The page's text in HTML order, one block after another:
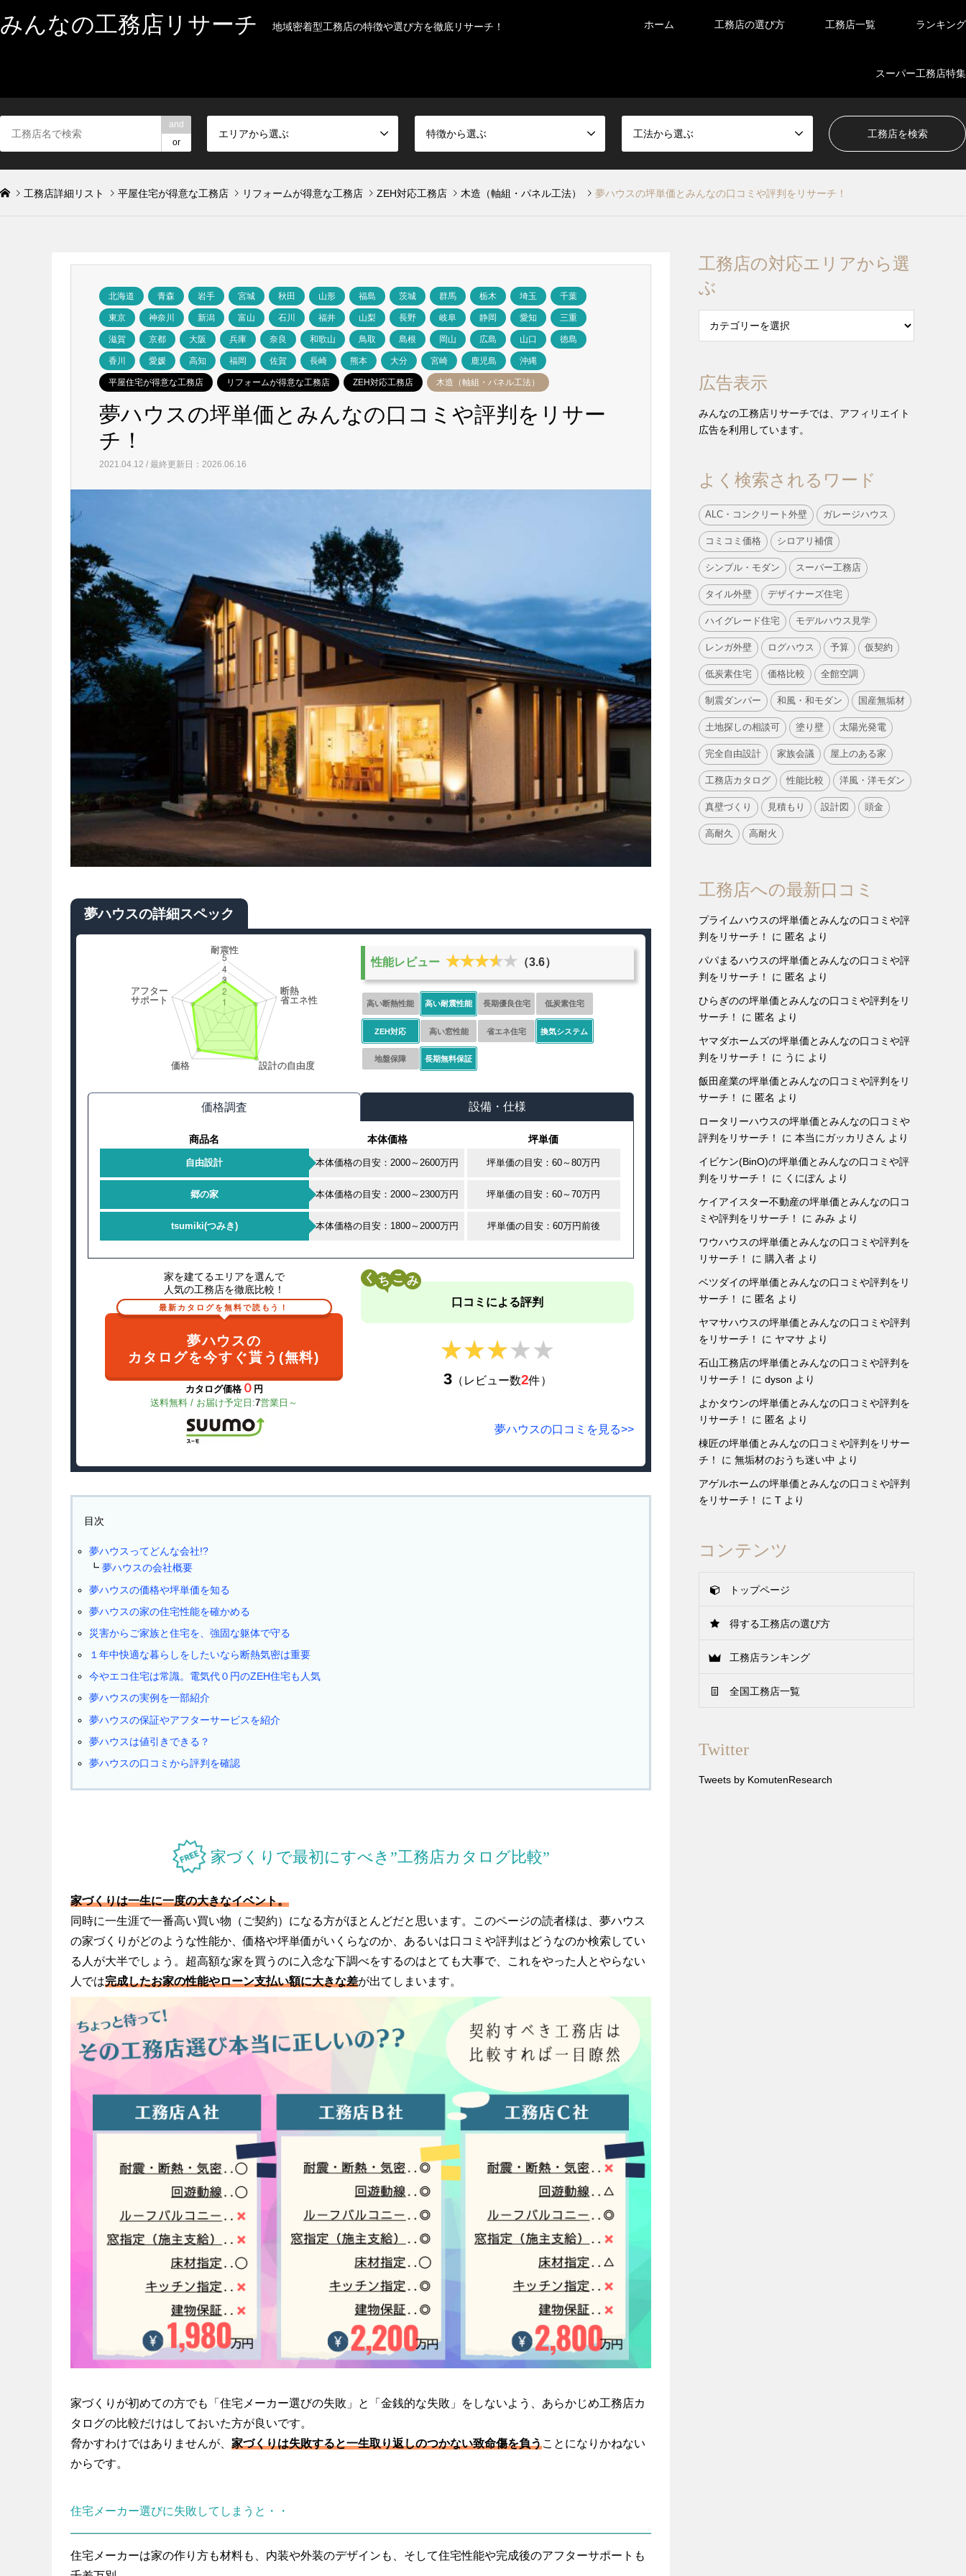
みんなの工務店リサーチ 地域密着型工務店の特徴や選び方を徹底リサーチ！ ホーム 工務店の選び方 工務店一覧 ランキング
スーパー工務店特集
and
or
エリアから選ぶ 特徴から選ぶ 工法から選ぶ
工務店詳細リスト 平屋住宅が得意な工務店 リフォームが得意な工務店 ZEH対応工務店 木造（軸組・パネル工法） 夢ハウスの坪単価とみんなの口コミや評判をリサーチ！
北海道 青森 岩手 宮城 秋田 山形 福島 茨城 群馬 栃木 埼玉 千葉
東京 神奈川 新潟 富山 石川 福井 山梨 長野 岐阜 静岡 愛知 三重
滋賀 京都 大阪 兵庫 奈良 和歌山 鳥取 島根 岡山 広島 山口 徳島
香川 愛媛 高知 福岡 佐賀 長崎 熊本 大分 宮崎 鹿児島 沖縄
平屋住宅が得意な工務店 リフォームが得意な工務店 ZEH対応工務店 木造（軸組・パネル工法）
夢ハウスの坪単価とみんなの口コミや評判をリサー
チ！
2021.04.12 / 最終更新日：2026.06.16
夢ハウスの詳細スペック
性能レビュー ★★★★★
★★★★★ （3.6）
高い断熱性能 高い耐震性能 長期優良住宅 低炭素住宅
ZEH対応 高い窓性能 省エネ住宅 換気システム
地盤保障 長期無料保証
価格調査 設備・仕様
商品名 本体価格 坪単価
自由設計 本体価格の目安：2000～2600万円 坪単価の目安：60～80万円
郷の家 本体価格の目安：2000～2300万円 坪単価の目安：60～70万円
tsumiki(つみき) 本体価格の目安：1800～2000万円 坪単価の目安：60万円前後
家を建てるエリアを選んで
人気の工務店を徹底比較！
最新カタログを無料で読もう！
夢ハウスの
カタログを今すぐ貰う(無料)
カタログ価格０ 円
送料無料 / お届け予定日:7営業日～
く
こ
口コミによる評判
★★★★★
★★★★★
3（レビュー数2件）
夢ハウスの口コミを見る>>
目次
夢ハウスってどんな会社!?
夢ハウスの会社概要
夢ハウスの価格や坪単価を知る
夢ハウスの家の住宅性能を確かめる
災害からご家族と住宅を、強固な躯体で守る
１年中快適な暮らしをしたいなら断熱気密は重要
今やエコ住宅は常識。電気代０円のZEH住宅も人気
夢ハウスの実例を一部紹介
夢ハウスの保証やアフターサービスを紹介
夢ハウスは値引きできる？
夢ハウスの口コミから評判を確認
工務店の対応エリアから選
ぶ
広告表示
みんなの工務店リサーチでは、アフィリエイト
広告を利用しています。
よく検索されるワード
ALC・コンクリート外壁 ガレージハウス
コミコミ価格 シロアリ補償
シンプル・モダン スーパー工務店
タイル外壁 デザイナーズ住宅
ハイグレード住宅 モデルハウス見学
レンガ外壁 ログハウス 予算 仮契約
低炭素住宅 価格比較 全館空調
制震ダンパー 和風・和モダン 国産無垢材
土地探しの相談可 塗り壁 太陽光発電
完全自由設計 家族会議 屋上のある家
工務店カタログ 性能比較 洋風・洋モダン
真壁づくり 見積もり 設計図 頭金
高耐久 高耐火
工務店への最新口コミ
プライムハウスの坪単価とみんなの口コミや評
判をリサーチ！
に 匿名 より
パパまるハウスの坪単価とみんなの口コミや評
判をリサーチ！
に 匿名 より
ひらぎのの坪単価とみんなの口コミや評判をリ
サーチ！
に 匿名 より
ヤマダホームズの坪単価とみんなの口コミや評
判をリサーチ！
に うに より
飯田産業の坪単価とみんなの口コミや評判をリ
サーチ！
に 匿名 より
ロータリーハウスの坪単価とみんなの口コミや
評判をリサーチ！
に 本当にガッカリさん より
イビケン(BinO)の坪単価とみんなの口コミや評
判をリサーチ！
に くにぽん より
ケイアイスター不動産の坪単価とみんなの口コ
ミや評判をリサーチ！
に みみ より
ワウハウスの坪単価とみんなの口コミや評判を
リサーチ！
に 購入者 より
ベツダイの坪単価とみんなの口コミや評判をリ
サーチ！
に 匿名 より
ヤマサハウスの坪単価とみんなの口コミや評判
をリサーチ！
に ヤマサ より
石山工務店の坪単価とみんなの口コミや評判を
リサーチ！
に dyson より
よかタウンの坪単価とみんなの口コミや評判を
リサーチ！
に 匿名 より
棟匠の坪単価とみんなの口コミや評判をリサー
チ！
に 無垢材のおうち迷い中 より
アゲルホームの坪単価とみんなの口コミや評判
をリサーチ！
に T より
コンテンツ
トップページ
得する工務店の選び方
工務店ランキング
全国工務店一覧
Twitter
Tweets by KomutenResearch